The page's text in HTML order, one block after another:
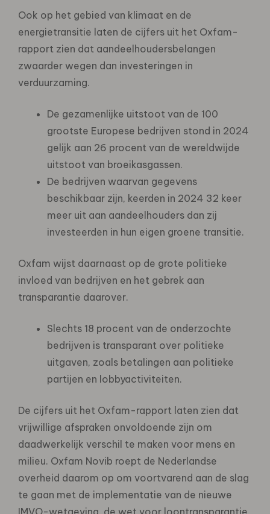
Ook op het gebied van klimaat en de
energietransitie laten de cijfers uit het Oxfam-
rapport zien dat aandeelhoudersbelangen
zwaarder wegen dan investeringen in
verduurzaming.
De gezamenlijke uitstoot van de 100
grootste Europese bedrijven stond in 2024
gelijk aan 26 procent van de wereldwijde
uitstoot van broeikasgassen.
De bedrijven waarvan gegevens
beschikbaar zijn, keerden in 2024 32 keer
meer uit aan aandeelhouders dan zij
investeerden in hun eigen groene transitie.
Oxfam wijst daarnaast op de grote politieke
invloed van bedrijven en het gebrek aan
transparantie daarover.
Slechts 18 procent van de onderzochte
bedrijven is transparant over politieke
uitgaven, zoals betalingen aan politieke
partijen en lobbyactiviteiten.
De cijfers uit het Oxfam-rapport laten zien dat
vrijwillige afspraken onvoldoende zijn om
daadwerkelijk verschil te maken voor mens en
milieu. Oxfam Novib roept de Nederlandse
overheid daarom op om voortvarend aan de slag
te gaan met de implementatie van de nieuwe
IMVO-wetgeving, de wet voor loontransparantie